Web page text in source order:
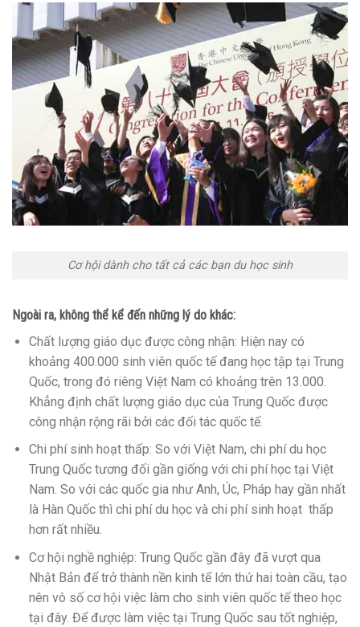
Cơ hội dành cho tất cả các bạn du học sinh
Ngoài ra, không thể kể đến những lý do khác:
Chất lượng giáo dục được công nhận: Hiện nay có
khoảng 400.000 sinh viên quốc tế đang học tập tại Trung
Quốc, trong đó riêng Việt Nam có khoảng trên 13.000.
Khẳng định chất lượng giáo dục của Trung Quốc được
công nhận rộng rãi bởi các đối tác quốc tế.
Chi phí sinh hoạt thấp: So với Việt Nam, chi phí du học
Trung Quốc tương đối gần giống với chi phí học tại Việt
Nam. So với các quốc gia như Anh, Úc, Pháp hay gần nhất
là Hàn Quốc thì chi phí du học và chi phí sinh hoạt thấp
hơn rất nhiều.
Cơ hội nghề nghiệp: Trung Quốc gần đây đã vượt qua
Nhật Bản để trở thành nền kinh tế lớn thứ hai toàn cầu, tạo
nên vô số cơ hội việc làm cho sinh viên quốc tế theo học
tại đây. Để được làm việc tại Trung Quốc sau tốt nghiệp,